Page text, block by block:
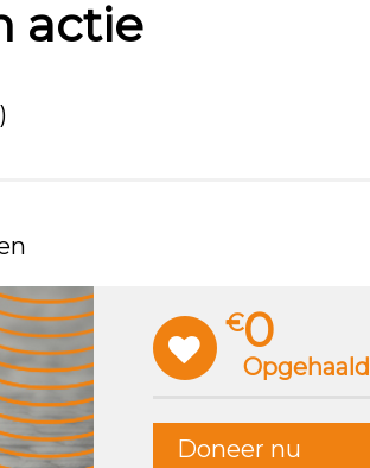
actie
)
€0
Opgehaald
Doneer nu